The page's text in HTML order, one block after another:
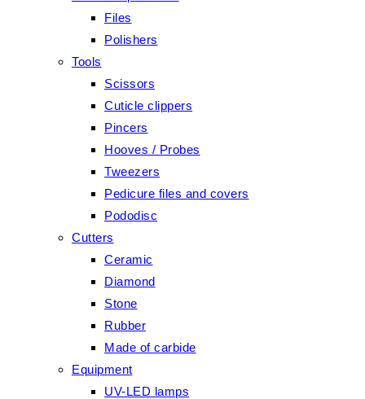
Files
Polishers
Tools
Scissors
Cuticle clippers
Pincers
Hooves / Probes
Tweezers
Pedicure files and covers
Pododisc
Cutters
Ceramic
Diamond
Stone
Rubber
Made of carbide
Equipment
UV-LED lamps